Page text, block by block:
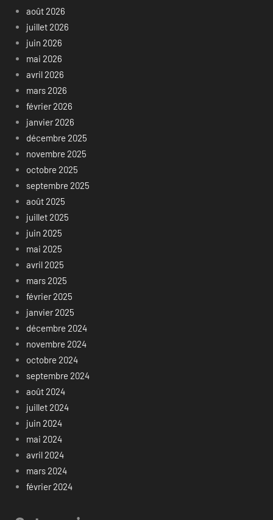
août 2026
juillet 2026
juin 2026
mai 2026
avril 2026
mars 2026
février 2026
janvier 2026
décembre 2025
novembre 2025
octobre 2025
septembre 2025
août 2025
juillet 2025
juin 2025
mai 2025
avril 2025
mars 2025
février 2025
janvier 2025
décembre 2024
novembre 2024
octobre 2024
septembre 2024
août 2024
juillet 2024
juin 2024
mai 2024
avril 2024
mars 2024
février 2024